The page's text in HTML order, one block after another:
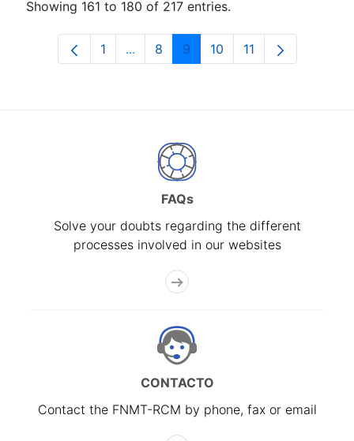
Showing 161 to 180 of 217 entries.
Page
1 ...Intermediate Pages Use TAB to
Page
8 Page
9 Page
10 Page
11
FAQs
Solve your doubts regarding the different
processes involved in our websites
CONTACTO
Contact the FNMT-RCM by phone, fax or email